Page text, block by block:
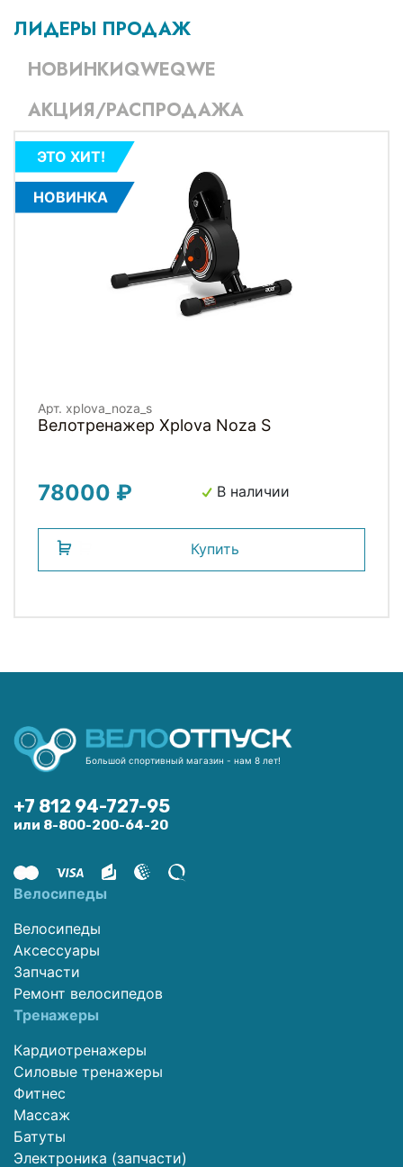
ЛИДЕРЫ ПРОДАЖ
НОВИНКИQWEQWE
АКЦИЯ/РАСПРОДАЖА
ЭТО ХИТ!
НОВИНКА
Арт. xplova_noza_s
Велотренажер Xplova Noza S
78000 ₽ В наличии
Купить
Большой спортивный магазин - нам 8 лет!
+7 812 94-727-95
или 8-800-200-64-20
Велосипеды
Велосипеды
Аксессуары
Запчасти
Ремонт велосипедов
Тренажеры
Кардиотренажеры
Силовые тренажеры
Фитнес
Массаж
Батуты
Электроника (запчасти)